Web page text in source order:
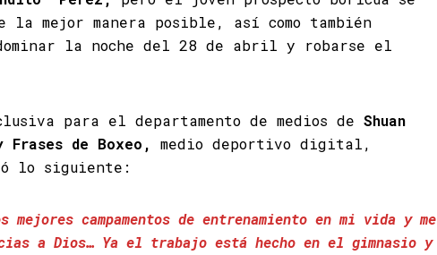
la mejor manera posible, así como también
la noche del 28 de abril y robarse el
para el departamento de medios de Shuan
Frases de Boxeo,
medio deportivo digital,
lo siguiente:
mejores campamentos de entrenamiento en mi vida y me
a Dios… Ya el trabajo está hecho en el gimnasio y